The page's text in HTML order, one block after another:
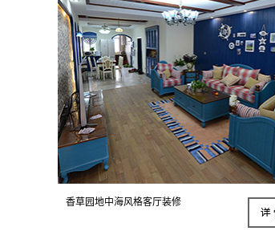
香草园地中海风格客厅装修